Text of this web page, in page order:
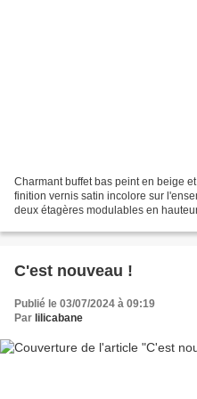
Charmant buffet bas peint en beige
finition vernis satin incolore sur
deux étagères modulables en
C'est nouveau !
Publié le 03/07/2024 à 09:19
Par lilicabane